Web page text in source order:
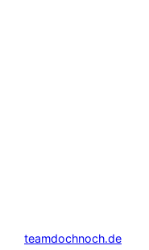
teamdochnoch.de